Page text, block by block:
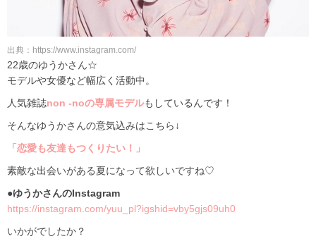
出典：https://www.instagram.com/
22歳のゆうかさん☆
モデルや女優など幅広く活動中。
人気雑誌non -noの専属モデルもしているんです！
そんなゆうかさんの意気込みはこちら↓
「恋愛も友達もつくりたい！」
素敵な出会いがある夏になって欲しいですね♡
●ゆうかさんのInstagram
https://instagram.com/yuu_pl?igshid=vby5gjs09uh0
いかがでしたか？